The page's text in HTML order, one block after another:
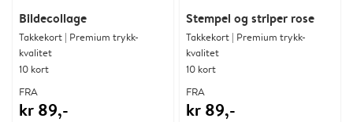
Bildecollage
Takkekort | Premium trykk-
kvalitet
10 kort
FRA
kr 89,-
Stempel og striper rose
Takkekort | Premium trykk-
kvalitet
10 kort
FRA
kr 89,-